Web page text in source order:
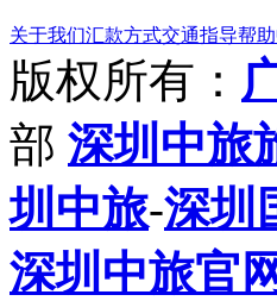
关于我们汇款方式交通指导帮
版权所有：
部 深圳中旅
圳中旅-深圳
深圳中旅官